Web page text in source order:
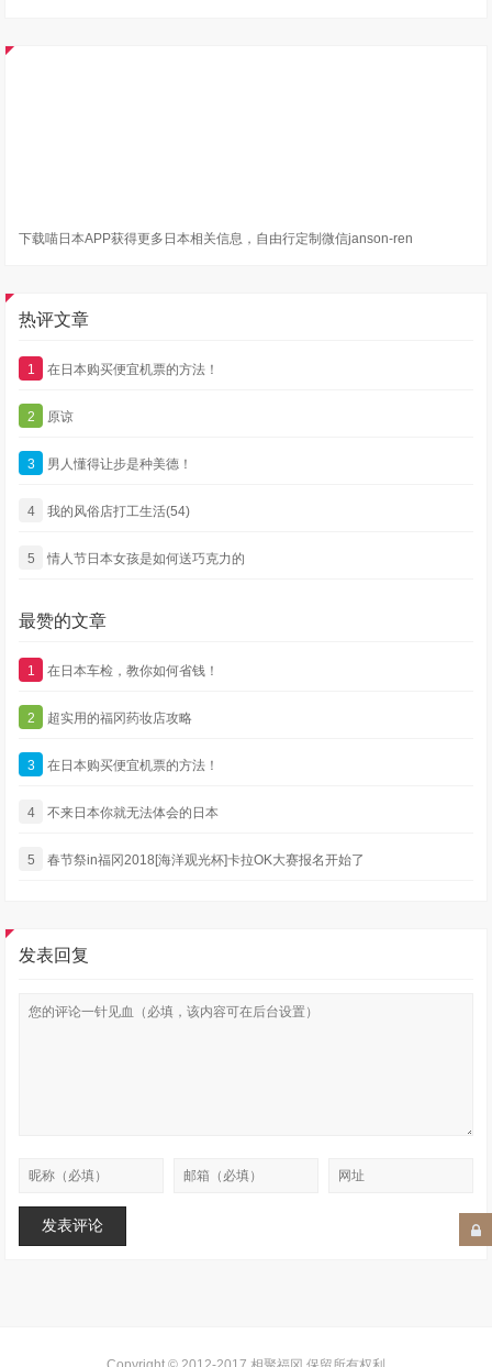
下载喵日本APP获得更多日本相关信息，自由行定制微信janson-ren
热评文章
1 在日本购买便宜机票的方法！
2 原谅
3 男人懂得让步是种美德！
4 我的风俗店打工生活(54)
5 情人节日本女孩是如何送巧克力的
最赞的文章
1 在日本车检，教你如何省钱！
2 超实用的福冈药妆店攻略
3 在日本购买便宜机票的方法！
4 不来日本你就无法体会的日本
5 春节祭in福冈2018[海洋观光杯]卡拉OK大赛报名开始了
发表回复